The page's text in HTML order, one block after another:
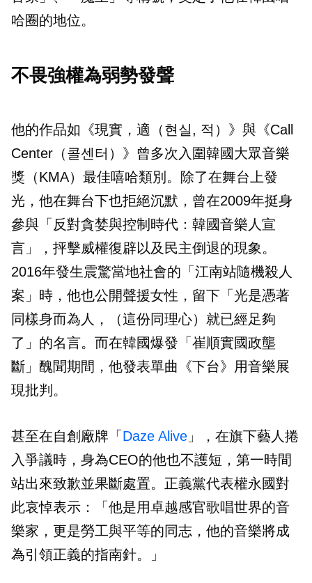
哈圈的地位。
不畏強權為弱勢發聲
他的作品如《現實，適（현실, 적）》與《Call
Center（콜센터）》曾多次入圍韓國大眾音樂
獎（KMA）最佳嘻哈類別。除了在舞台上發
光，他在舞台下也拒絕沉默，曾在2009年挺身
參與「反對貪婪與控制時代：韓國音樂人宣
言」，抨擊威權復辟以及民主倒退的現象。
2016年發生震驚當地社會的「江南站隨機殺人
案」時，他也公開聲援女性，留下「光是憑著
同樣身而為人，（這份同理心）就已經足夠
了」的名言。而在韓國爆發「崔順實國政壟
斷」醜聞期間，他發表單曲《下台》用音樂展
現批判。
甚至在自創廠牌「 Daze Alive 」，在旗下藝人捲
入爭議時，身為CEO的他也不護短，第一時間
站出來致歉並果斷處置。正義黨代表權永國對
此哀悼表示：「他是用卓越感官歌唱世界的音
樂家，更是勞工與平等的同志，他的音樂將成
為引領正義的指南針。」